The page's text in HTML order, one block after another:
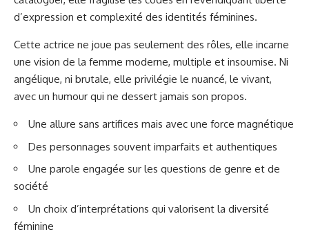
d’expression et complexité des identités féminines.
Cette actrice ne joue pas seulement des rôles, elle incarne
une vision de la femme moderne, multiple et insoumise. Ni
angélique, ni brutale, elle privilégie le nuancé, le vivant,
avec un humour qui ne dessert jamais son propos.
Une allure sans artifices mais avec une force magnétique
Des personnages souvent imparfaits et authentiques
Une parole engagée sur les questions de genre et de
société
Un choix d’interprétations qui valorisent la diversité
féminine